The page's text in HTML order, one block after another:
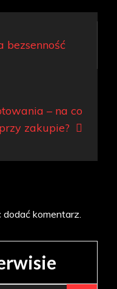
bezsenność
– na co
zakupie?
dodać komentarz.